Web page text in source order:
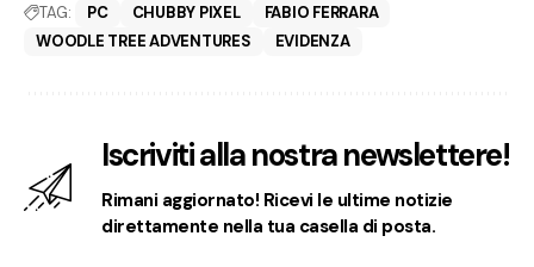
TAG: PC CHUBBY PIXEL
FABIO FERRARA
WOODLE TREE ADVENTURES
EVIDENZA
Iscriviti alla nostra newslettere!
Rimani aggiornato! Ricevi le ultime notizie
direttamente nella tua casella di posta.